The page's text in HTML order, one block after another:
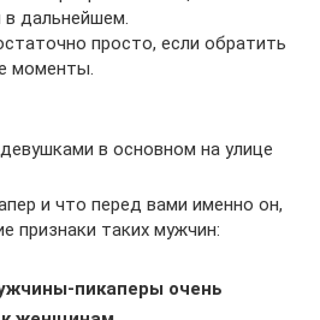
дальнейшем.
просто, если обратить
моменты.
в основном на улице
и что перед вами именно он,
признаки таких мужчин:
пикаперы очень